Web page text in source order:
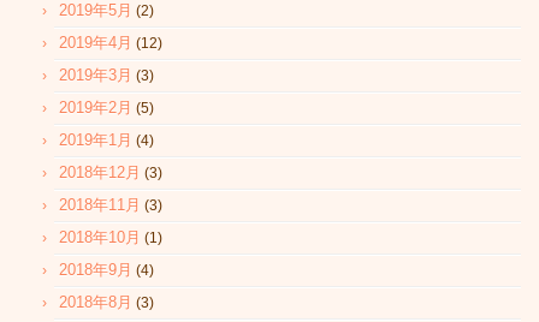
2019年5月 (2)
2019年4月 (12)
2019年3月 (3)
2019年2月 (5)
2019年1月 (4)
2018年12月 (3)
2018年11月 (3)
2018年10月 (1)
2018年9月 (4)
2018年8月 (3)